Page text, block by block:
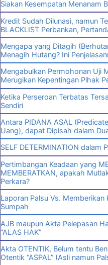
Siakan Kesempatan Menanam
Kredit Sudah Dilunasi, namun
BLACKLIST Perbankan,
Mengapa yang Ditagih
Menagih Hutang? Ini
Mengabulkan Permohonan Uji
Merugikan Kepentingan Pihak
Ketika Perseroan Terbatas
Sendiri
Antara PIDANA ASAL
Uang), dapat Dipisah dalam
SELF DETERMINATION dalam
Pertimbangan Keadaan yang
MEMBERATKAN, apakah
Perkara?
Laporan Palsu Vs. Memberikan
Sumpah
AJB maupun Akta Pelepasan
“ALAS HAK”
Akta OTENTIK, Belum tentu
Otentik “ASPAL” (Asli namun